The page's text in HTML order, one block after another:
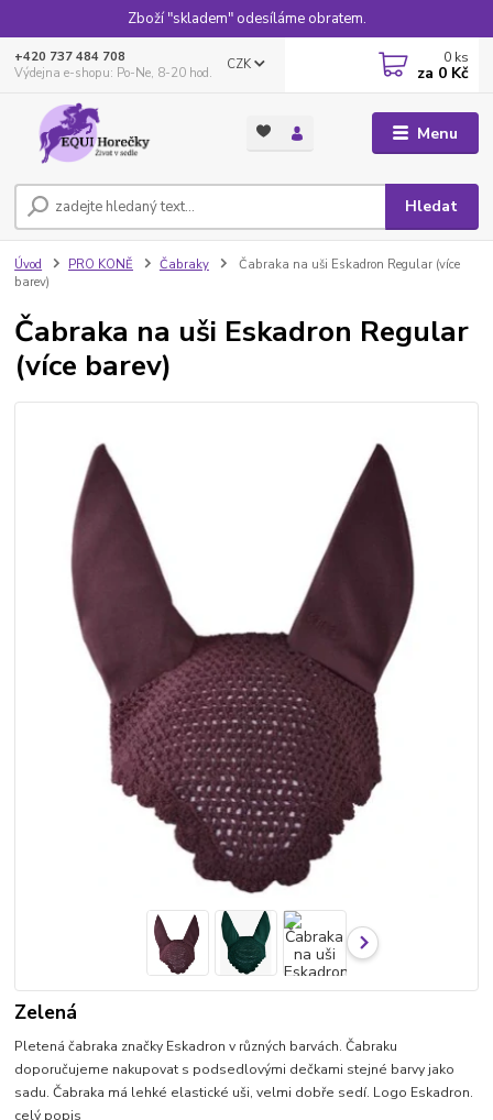
Zboží "skladem" odesíláme obratem.
Menu
CZK
Hledat
+420 737 484 708
Výdejna e-shopu: Po-Ne, 8-20 hod.
0 ks
za 0 Kč
Úvod PRO KONĚ Čabraky
Čabraka na uši Eskadron Regular (více
barev)
Čabraka na uši Eskadron Regular
(více barev)
Zelená
Pletená čabraka značky Eskadron v různých barvách. Čabraku
doporučujeme nakupovat s podsedlovými dečkami stejné barvy jako
sadu. Čabraka má lehké elastické uši, velmi dobře sedí. Logo Eskadron.
celý popis